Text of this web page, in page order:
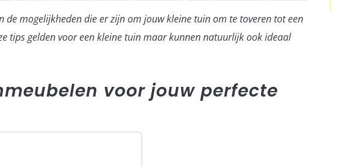
de mogelijkheden die er zijn om jouw kleine tuin om te toveren tot een
tips gelden voor een kleine tuin maar kunnen natuurlijk ook ideaal
voor jouw perfecte